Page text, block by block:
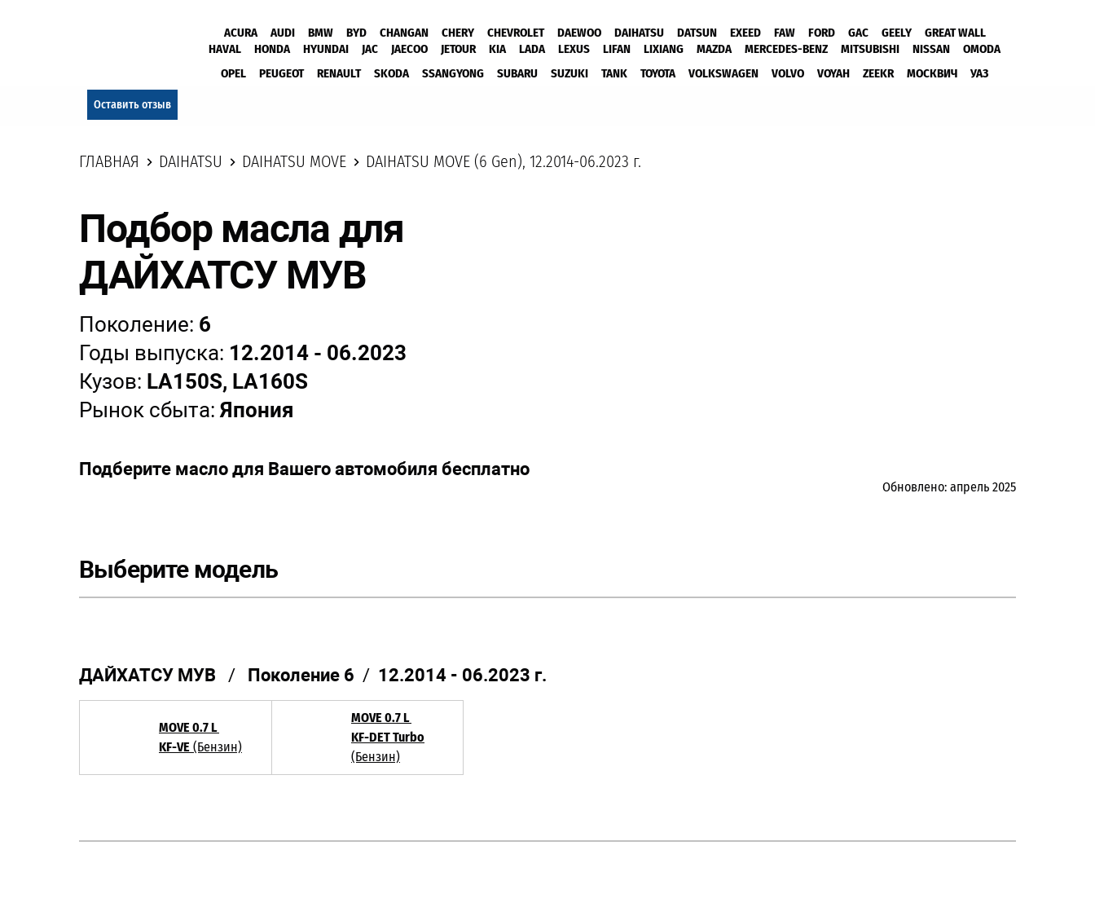
ACURA AUDI BMW BYD CHANGAN CHERY CHEVROLET DAEWOO DAIHATSU DATSUN EXEED FAW FORD GAC GEELY
GREAT WALL
HAVAL
HONDA HYUNDAI JAC JAECOO JETOUR KIA LADA LEXUS LIFAN LIXIANG MAZDA MERCEDES-BENZ MITSUBISHI NISSAN
OMODA
OPEL
PEUGEOT RENAULT SKODA SSANGYONG SUBARU SUZUKI TANK TOYOTA VOLKSWAGEN VOLVO VOYAH ZEEKR МОСКВИЧ УАЗ
Оставить отзыв
ГЛАВНАЯ DAIHATSU DAIHATSU MOVE DAIHATSU MOVE (6 Gen), 12.2014-06.2023 г.
Подбор масла для
ДАЙХАТСУ МУВ
Поколение: 6
Годы выпуска: 12.2014 - 06.2023
Кузов: LA150S, LA160S
Рынок сбыта:Япония
Подберите масло для Вашего автомобиля бесплатно
Обновлено: апрель 2025
Выберите модель
ДАЙХАТСУ МУВ / Поколение 6 / 12.2014 - 06.2023 г.
MOVE 0.7 L
KF-VE (Бензин)
MOVE 0.7 L
KF-DET Turbo
(Бензин)